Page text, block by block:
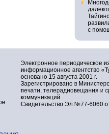
с
Электронное периодическое
информационное агентство
основано 15 августа 2001 г.
Зарегистрировано в
печати, телерадиовещания и
коммуникаций.
Свидетельство Эл №77-6060